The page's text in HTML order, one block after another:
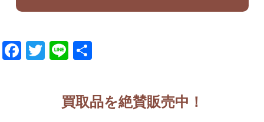
Facebook
Twitter
Line
買取品を絶賛販売中！